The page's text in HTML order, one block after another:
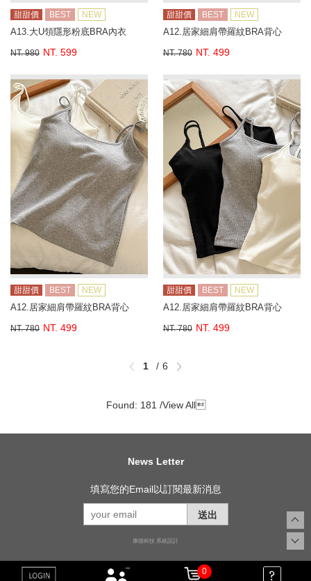
甜甜價 BEST NEW
A13.大U領隱形粉底BRA內衣
NT. 980 NT. 599
甜甜價 BEST NEW
A12.居家細肩帶羅紋BRA背心
NT. 780 NT. 499
甜甜價 BEST NEW
A12.居家細肩帶羅紋BRA背心
NT. 780 NT. 499
甜甜價 BEST NEW
A12.居家細肩帶羅紋BRA背心
NT. 780 NT. 499
1 6
Found: 181 /View All
News Letter
填寫您的Email以訂閱最新消息
送出
康德科技 系統設計
0